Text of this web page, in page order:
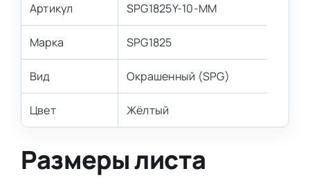
Артикул SPG1825Y-10-MM
Марка SPG1825
Вид Окрашенный (SPG)
Цвет Жёлтый
Размеры листа